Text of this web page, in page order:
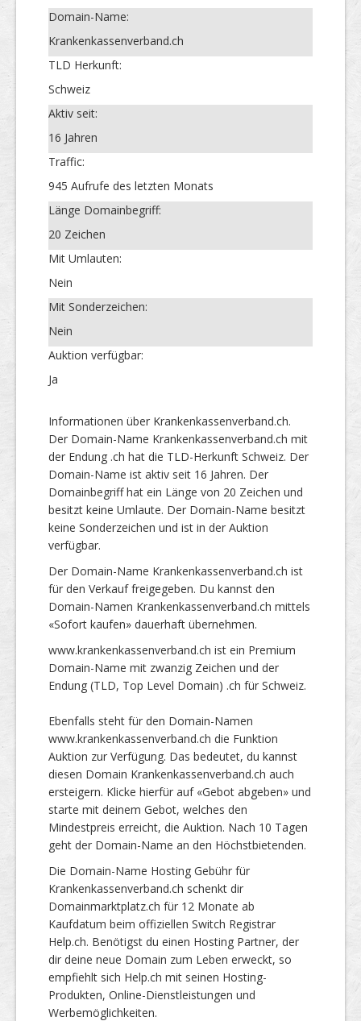
Domain-Name:
Krankenkassenverband.ch
TLD Herkunft:
Schweiz
Aktiv seit:
16 Jahren
Traffic:
945 Aufrufe des letzten Monats
Länge Domainbegriff:
20 Zeichen
Mit Umlauten:
Nein
Mit Sonderzeichen:
Nein
Auktion verfügbar:
Ja
Informationen über Krankenkassenverband.ch.
Der Domain-Name Krankenkassenverband.ch mit
der Endung .ch hat die TLD-Herkunft Schweiz. Der
Domain-Name ist aktiv seit 16 Jahren. Der
Domainbegriff hat ein Länge von 20 Zeichen und
besitzt keine Umlaute. Der Domain-Name besitzt
keine Sonderzeichen und ist in der Auktion
verfügbar.
Der Domain-Name Krankenkassenverband.ch ist
für den Verkauf freigegeben. Du kannst den
Domain-Namen Krankenkassenverband.ch mittels
«Sofort kaufen» dauerhaft übernehmen.
www.krankenkassenverband.ch ist ein Premium
Domain-Name mit zwanzig Zeichen und der
Endung (TLD, Top Level Domain) .ch für Schweiz.
Ebenfalls steht für den Domain-Namen
www.krankenkassenverband.ch die Funktion
Auktion zur Verfügung. Das bedeutet, du kannst
diesen Domain Krankenkassenverband.ch auch
ersteigern. Klicke hierfür auf «Gebot abgeben» und
starte mit deinem Gebot, welches den
Mindestpreis erreicht, die Auktion. Nach 10 Tagen
geht der Domain-Name an den Höchstbietenden.
Die Domain-Name Hosting Gebühr für
Krankenkassenverband.ch schenkt dir
Domainmarktplatz.ch für 12 Monate ab
Kaufdatum beim offiziellen Switch Registrar
Help.ch. Benötigst du einen Hosting Partner, der
dir deine neue Domain zum Leben erweckt, so
empfiehlt sich Help.ch mit seinen Hosting-
Produkten, Online-Dienstleistungen und
Werbemöglichkeiten.